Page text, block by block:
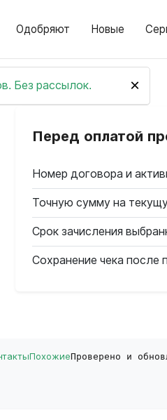
Одобряют Новые
Без рассылок. ×
Перед оплатой
Номер договора и
Точную сумму на
Срок зачисления
Сохранение чека после
ПохожиеПроверено и